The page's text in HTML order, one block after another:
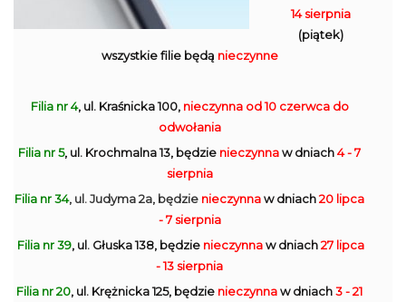
14 sierpnia
(piątek)
wszystkie filie będą nieczynne
Filia nr 4, ul. Kraśnicka 100, nieczynna od 10 czerwca do
odwołania
Filia nr 5, ul. Krochmalna 13, będzie nieczynnaw dniach4 - 7
sierpnia
Filia nr 34, ul. Judyma 2a, będzie nieczynnaw dniach20 lipca
- 7 sierpnia
Filia nr 39, ul. Głuska 138, będzie nieczynnaw dniach27 lipca
- 13 sierpnia
Filia nr 20, ul. Krężnicka 125, będzie nieczynnaw dniach3 - 21